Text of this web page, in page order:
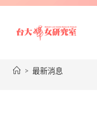
> 最新消息